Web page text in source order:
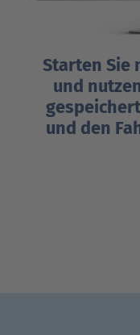
Starten Sie
und
und den